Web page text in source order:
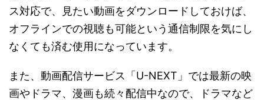
ス対応で、見たい動画をダウンロードしておけば、
オフラインでの視聴も可能という通信制限を気にし
なくても済む使用になっています。
また、動画配信サービス「U-NEXT」では最新の映
画やドラマ、漫画も続々配信中なので、ドラマなど